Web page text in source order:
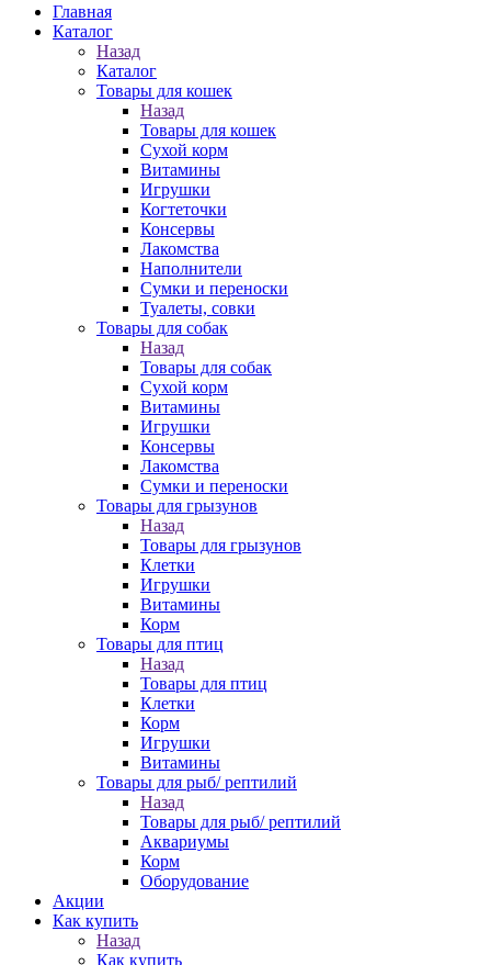
Главная
Каталог
Назад
Каталог
Товары для кошек
Назад
Товары для кошек
Cухой корм
Витамины
Игрушки
Когтеточки
Консервы
Лакомства
Наполнители
Сумки и переноски
Туалеты, совки
Товары для собак
Назад
Товары для собак
Cухой корм
Витамины
Игрушки
Консервы
Лакомства
Сумки и переноски
Товары для грызунов
Назад
Товары для грызунов
Клетки
Игрушки
Витамины
Корм
Товары для птиц
Назад
Товары для птиц
Клетки
Корм
Игрушки
Витамины
Товары для рыб/ рептилий
Назад
Товары для рыб/ рептилий
Аквариумы
Корм
Оборудование
Акции
Как купить
Назад
Как купить